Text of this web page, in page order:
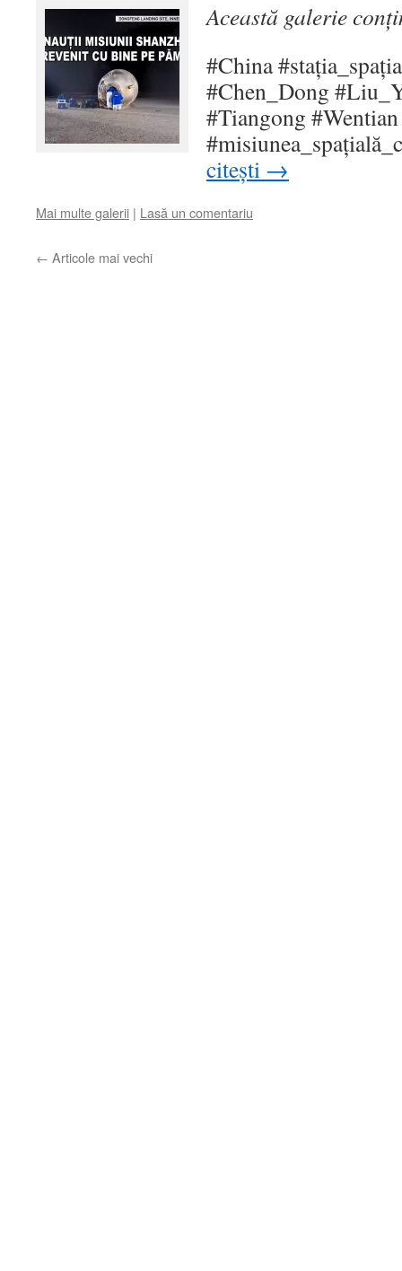
Această galerie
#China
#Chen_Dong
#Tiangong
citești →
Mai multe galerii | Lasă un comentariu
← Articole mai vechi